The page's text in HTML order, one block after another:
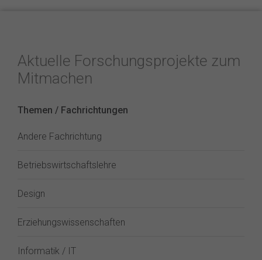
Aktuelle Forschungsprojekte zum
Mitmachen
Themen / Fachrichtungen
Andere Fachrichtung
Betriebswirtschaftslehre
Design
Erziehungswissenschaften
Informatik / IT